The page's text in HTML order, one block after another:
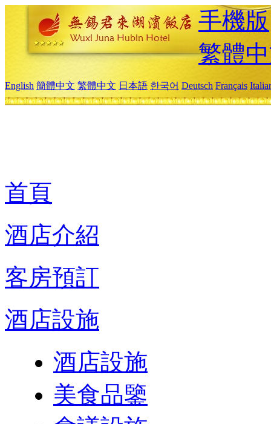
手機版
繁體
English 簡體中文 繁體中文 日本語 한국어 Deutsch Français
首頁
酒店介紹
客房預訂
酒店設施
酒店設施
美食品鑒